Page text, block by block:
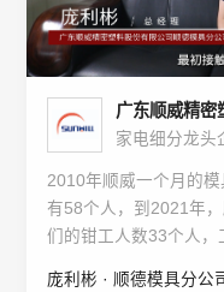
广东顺威精密
家电细分龙头
2010年顺威一个月的
有58个人，到2021年
们的钳工人数33个人
庞利彬 · 顺德模具分公